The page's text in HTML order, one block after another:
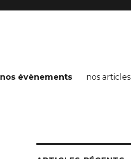
nos évènements nos articles